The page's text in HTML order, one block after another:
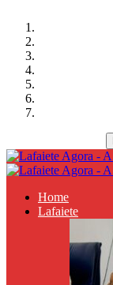
Home
Lafaiete